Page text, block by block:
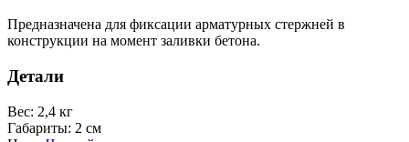
Предназначена для фиксации арматурных стержней в
конструкции на момент заливки бетона.
Детали
Вес: 2,4 кг
Габариты: 2 см